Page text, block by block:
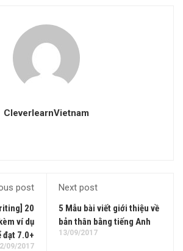
CleverlearnVietnam
post
20
ví dụ
đạt 7.0+
09/2017
Next post
5 Mẫu bài viết giới thiệu về
bản thân bằng tiếng Anh
13/09/2017